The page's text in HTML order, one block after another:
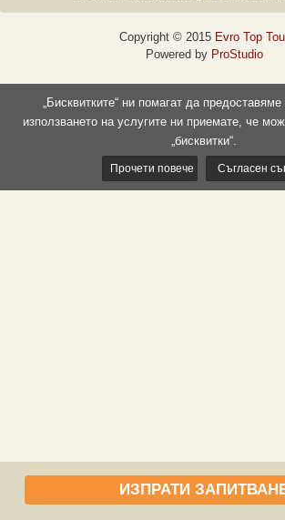
ИЗПРАТИ
Copyright © 2015 Evro Top
Powered by ProStudio
„Бисквитките“ ни помагат да
използването на услугите ни приемате, че
„бисквитки“.
Прочети повече Съгласен